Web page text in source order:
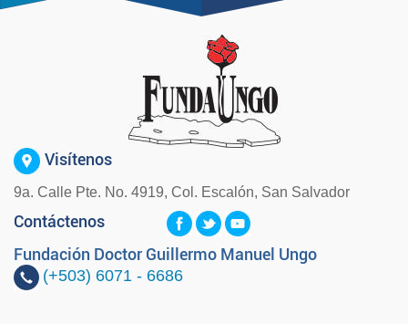
Visítenos
9a. Calle Pte. No. 4919, Col. Escalón, San Salvador
Contáctenos
Fundación Doctor Guillermo Manuel Ungo
(+503) 6071 - 6686